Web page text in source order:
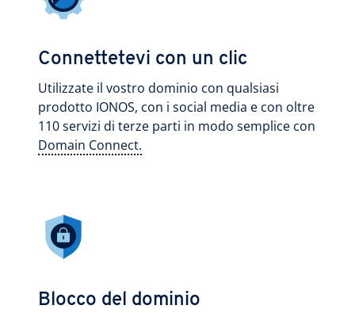
Connettetevi con un clic
Utilizzate il vostro dominio con qualsiasi
prodotto IONOS, con i social media e con oltre
110 servizi di terze parti in modo semplice con
Domain Connect.
Blocco del dominio